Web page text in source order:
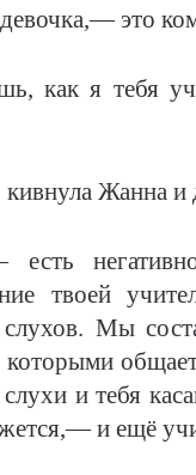
это
как я тебя
Жанна и
твоей
слухов. Мы
и тебя
и ещё